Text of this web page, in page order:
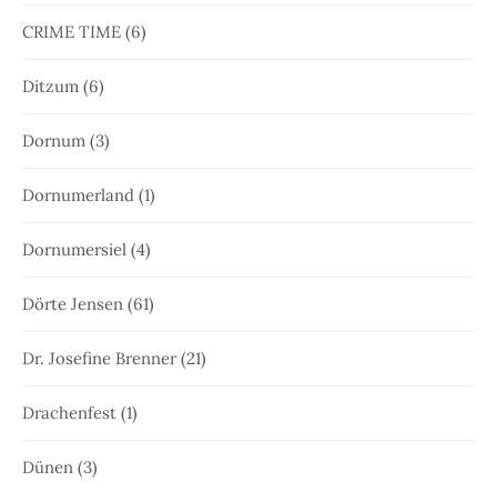
CRIME TIME (6)
Ditzum (6)
Dornum (3)
Dornumerland (1)
Dornumersiel (4)
Dörte Jensen (61)
Dr. Josefine Brenner(21)
Drachenfest (1)
Dünen (3)